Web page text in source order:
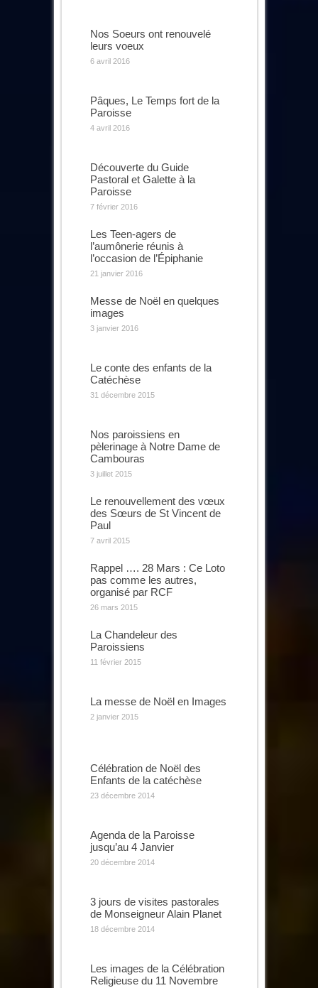
Nos Soeurs ont renouvelé
leurs voeux
6 avril 2016
Pâques, Le Temps fort de la
Paroisse
4 avril 2016
Découverte du Guide
Pastoral et Galette à la
Paroisse
7 février 2016
Les Teen-agers de
l’aumônerie réunis à
l’occasion de l’Épiphanie
21 janvier 2016
Messe de Noël en quelques
images
3 janvier 2016
Le conte des enfants de la
Catéchèse
31 décembre 2015
Nos paroissiens en
pèlerinage à Notre Dame de
Cambouras
3 juillet 2015
Le renouvellement des vœux
des Sœurs de St Vincent de
Paul
7 avril 2015
Rappel …. 28 Mars : Ce Loto
pas comme les autres,
organisé par RCF
26 mars 2015
La Chandeleur des
Paroissiens
11 février 2015
La messe de Noël en Images
2 janvier 2015
Célébration de Noël des
Enfants de la catéchèse
23 décembre 2014
Agenda de la Paroisse
jusqu’au 4 Janvier
20 décembre 2014
3 jours de visites pastorales
de Monseigneur Alain Planet
18 décembre 2014
Les images de la Célébration
Religieuse du 11 Novembre